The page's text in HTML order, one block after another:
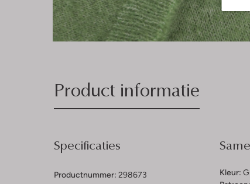
Product informatie
Specificaties
Productnummer: 298673
Kleur: